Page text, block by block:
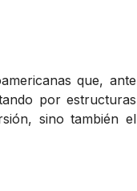
que, ante
por estructuras
sino también el